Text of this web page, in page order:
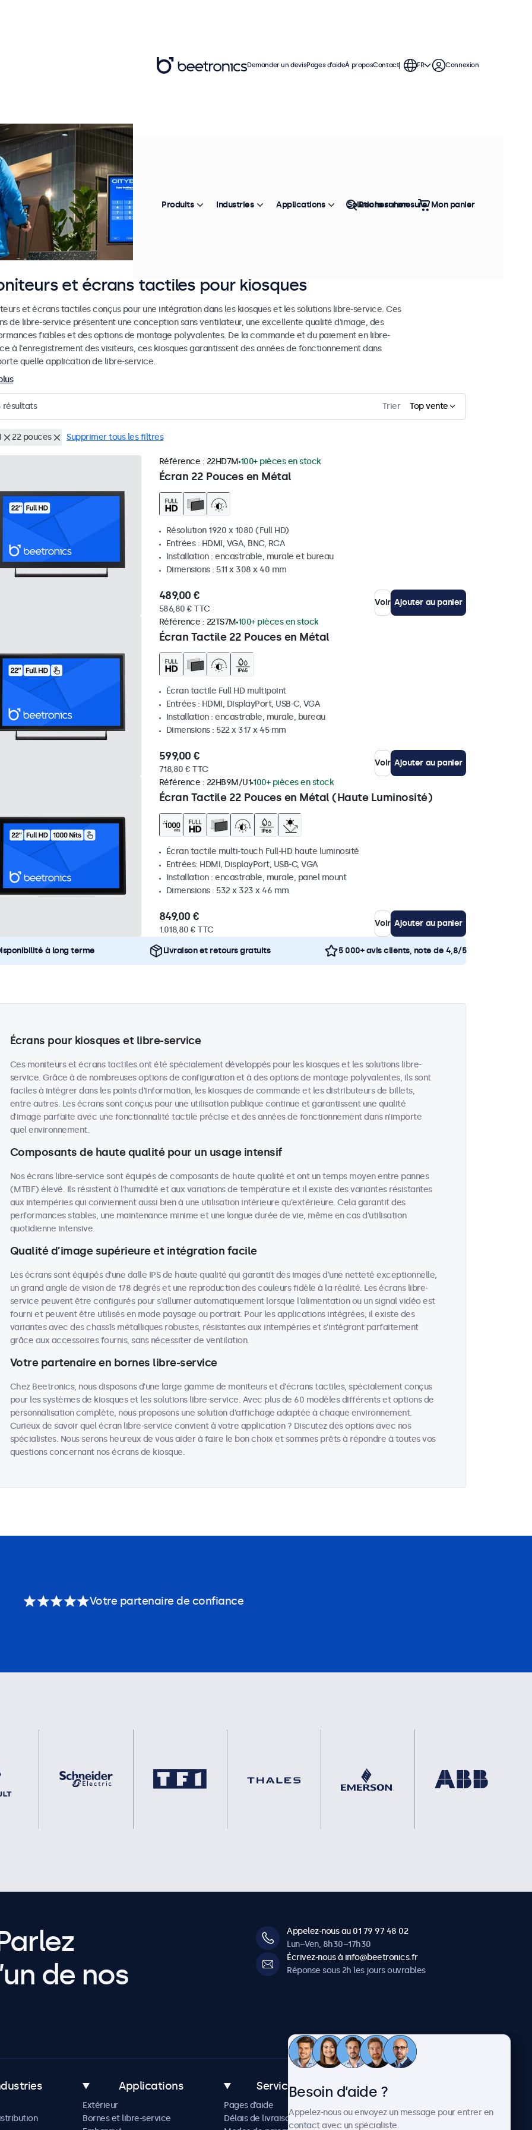
et écrans tactiles pour kiosques
et écrans tactiles conçus pour une intégration dans les kiosques et les solutions libre-service. Ces
de libre-service présentent une conception sans ventilateur, une excellente qualité d'image, des
fiables et des options de montage polyvalentes. De la commande et du paiement en libre-
à l'enregistrement des visiteurs, ces kiosques garantissent des années de fonctionnement dans
quelle application de libre-service.
résultats Trier Top vente
22 pouces Supprimer tous les filtres
Écran 22 Pouces en Métal
Référence : 22HD7M 100+ pièces en stock
Résolution 1920 x 1080 (Full HD)
Entrées : HDMI, VGA, BNC, RCA
Installation : encastrable, murale et bureau
Dimensions : 511 x 308 x 40 mm
489,00 €
586,80 € TTC
Voir Ajouter au panier
Écran Tactile 22 Pouces en Métal
Référence : 22TS7M 100+ pièces en stock
Écran tactile Full HD multipoint
Entrées : HDMI, DisplayPort, USB-C, VGA
Installation : encastrable, murale, bureau
Dimensions : 522 x 317 x 45 mm
599,00 €
718,80 € TTC
Voir Ajouter au panier
Écran Tactile 22 Pouces en Métal (Haute Luminosité)
Référence : 22HB9M/U1 100+ pièces en stock
Écran tactile multi-touch Full-HD haute luminosité
Entrées: HDMI, DisplayPort, USB-C, VGA
Installation : encastrable, murale, panel mount
Dimensions : 532 x 323 x 46 mm
849,00 €
1.018,80 € TTC
Voir Ajouter au panier
à long terme Livraison et retours gratuits 5 000+ avis clients, note de 4,8/5
Écrans pour kiosques et libre-service
Ces moniteurs et écrans tactiles ont été spécialement développés pour les kiosques et les solutions libre-
service. Grâce à de nombreuses options de configuration et à des options de montage polyvalentes, ils sont
faciles à intégrer dans les points d'information, les kiosques de commande et les distributeurs de billets,
entre autres. Les écrans sont conçus pour une utilisation publique continue et garantissent une qualité
d’image parfaite avec une fonctionnalité tactile précise et des années de fonctionnement dans n’importe
quel environnement.
Composants de haute qualité pour un usage intensif
Nos écrans libre-service sont équipés de composants de haute qualité et ont un temps moyen entre pannes
(MTBF) élevé. Ils résistent à l'humidité et aux variations de température et il existe des variantes résistantes
aux intempéries qui conviennent aussi bien à une utilisation intérieure qu'extérieure. Cela garantit des
performances stables, une maintenance minime et une longue durée de vie, même en cas d'utilisation
quotidienne intensive.
Qualité d’image supérieure et intégration facile
Les écrans sont équipés d'une dalle IPS de haute qualité qui garantit des images d'une netteté exceptionnelle,
un grand angle de vision de 178 degrés et une reproduction des couleurs fidèle à la réalité. Les écrans libre-
service peuvent être configurés pour s'allumer automatiquement lorsque l'alimentation ou un signal vidéo est
fourni et peuvent être utilisés en mode paysage ou portrait. Pour les applications intégrées, il existe des
variantes avec des chassîs métalliques robustes, résistantes aux intempéries et s'intégrant parfaitement
grâce aux accessoires fournis, sans nécessiter de ventilation.
Votre partenaire en bornes libre-service
Chez Beetronics, nous disposons d'une large gamme de moniteurs et d'écrans tactiles, spécialement conçus
pour les systèmes de kiosques et les solutions libre-service. Avec plus de 60 modèles différents et options de
personnalisation complète, nous proposons une solution d'affichage adaptée à chaque environnement.
Curieux de savoir quel écran libre-service convient à votre application ? Discutez des options avec nos
spécialistes. Nous serons heureux de vous aider à faire le bon choix et sommes prêts à répondre à toutes vos
questions concernant nos écrans de kiosque.
Demander un devisPages d’aideÀ proposContact FR Connexion
Produits Industries Applications Solutions sur mesure
Rechercher Mon panier
Votre partenaire de confiance
de nos
Appelez-nous au 01 79 97 48 02
Lun–Ven, 8h30–17h30
Écrivez-nous à info@beetronics.fr
Réponse sous 2h les jours ouvrables
Applications
Extérieur
Bornes et libre-service
Service client
Pages d’aide
Délais de livraison
Actualités et mises à jour
Besoin d’aide ?
Appelez-nous ou envoyez un message pour entrer en
contact avec un spécialiste.